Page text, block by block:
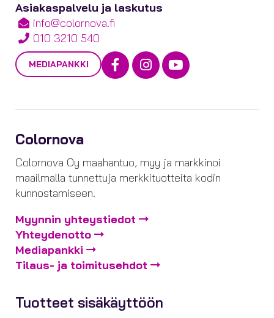
Asiakaspalvelu ja laskutus
info@colornova.fi
010 3210 540
MEDIAPANKKI Facebook
Instagram
Youtube
Colornova
Colornova Oy maahantuo, myy ja markkinoi
maailmalla tunnettuja merkkituotteita kodin
kunnostamiseen.
Myynnin yhteystiedot
Yhteydenotto
Mediapankki
Tilaus- ja toimitusehdot
Tuotteet sisäkäyttöön